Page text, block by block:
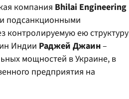
компания Bhilai Engineering
подсанкционными
контролируемую ею структуру
Индии Раджей Джаин–
мощностей в Украине, в
предприятия на